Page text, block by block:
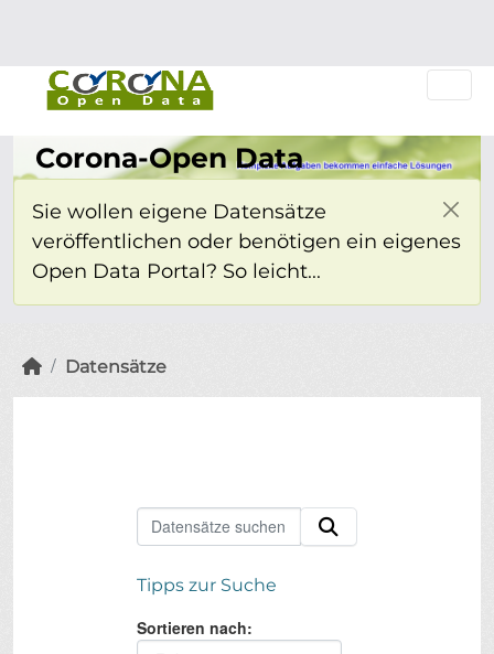
Corona-Open Data
Sie wollen eigene Datensätze
veröffentlichen oder benötigen ein eigenes
Open Data Portal? So leicht...
Datensätze
Tipps zur Suche
Sortieren nach